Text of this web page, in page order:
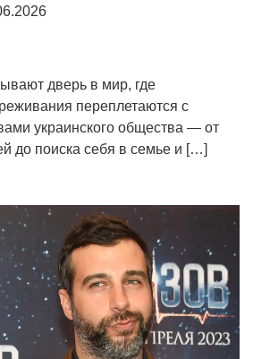
дверь в мир, где
переплетаются с
украинского общества — от
до поиска себя в семье и […]